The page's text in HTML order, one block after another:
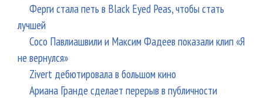
Ферги стала петь в Black Eyed Peas, чтобы стать
лучшей
Сосо Павлиашвили и Максим Фадеев показали клип «Я
не вернулся»
Zivert дебютировала в большом кино
Ариана Гранде сделает перерыв в публичности